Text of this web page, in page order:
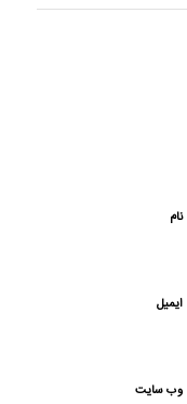
نام
ایمیل
وب‌ سایت